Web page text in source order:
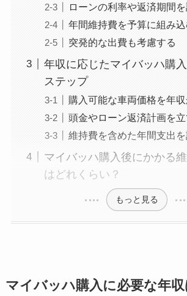
ローンの利率や返済期間
年間維持費を予算に組み
突発的な出費も考慮する
年収に応じたマイバッハ購
ステップ
購入可能な車両価格を年
頭金やローン返済計画を立
維持費を含めた年間支出
マイバッハ購入後にかかる
はどれくらい？
もっと見る
マイバッハ購入に必要な年収